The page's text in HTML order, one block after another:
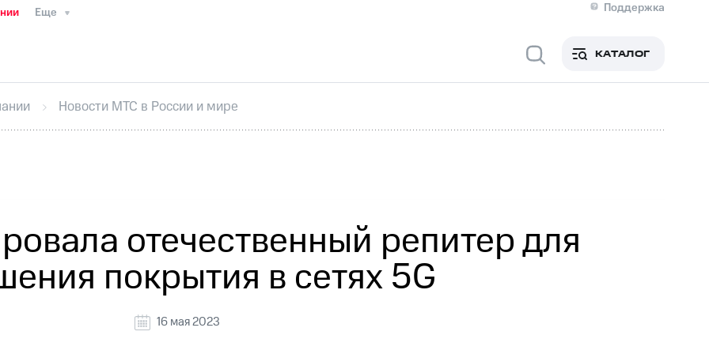
Еще
Поддержка
Медиа-центр
ИнтервьюФинансовая отчетностьКонтактыНовости в регионе
секретарьРаскрытие информации
кабинет акционераАкционерный капиталКонтроль и аудитРынок акций
КАТАЛОГ
Новости МТС в России и мире
отечественный репитер для
покрытия в сетях 5G
16 мая 2023